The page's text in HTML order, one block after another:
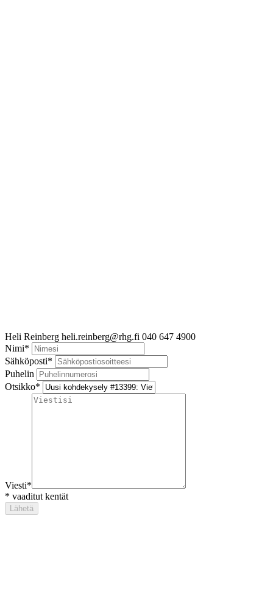
Heli Reinberg heli.reinberg@rhg.fi 040 647 4900
Nimi*
Sähköposti*
Puhelin
Otsikko*
Viesti*
* vaaditut kentät